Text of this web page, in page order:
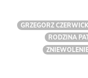
GRZEGORZ
RODZINA